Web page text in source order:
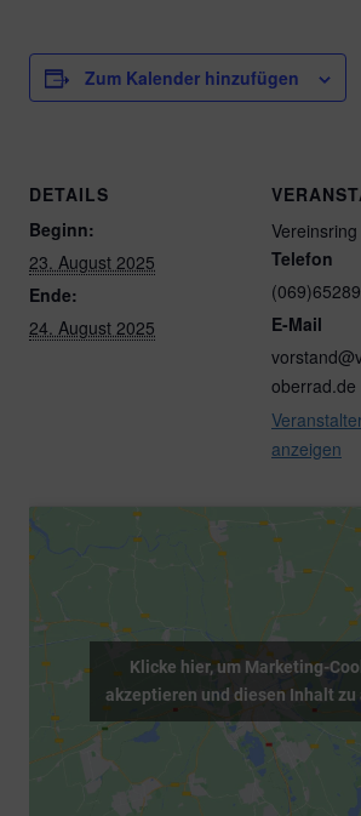
Zum Kalender hinzufügen
DETAILS
Beginn:
23. August 2025
Ende:
24. August 2025
Telefon
E-Mail
oberrad.de
anzeigen
Klicke hier, um Marketing-
akzeptieren und diesen Inhalt